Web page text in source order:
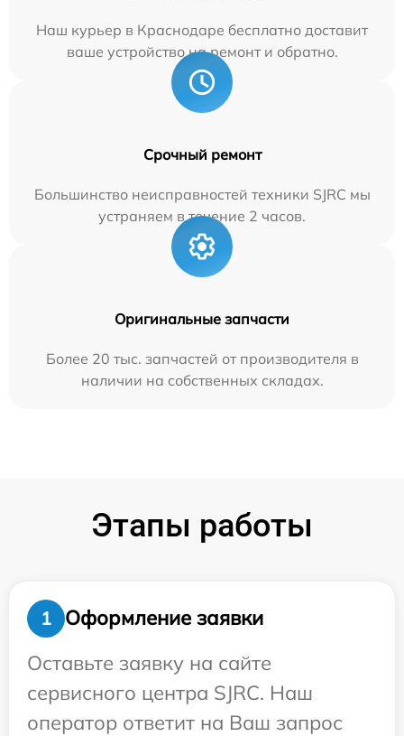
Наш курьер в Краснодаре бесплатно доставит
ваше устройство на ремонт и обратно.
Срочный ремонт
Большинство неисправностей техники SJRC мы
устраняем в течение 2 часов.
Оригинальные запчасти
Более 20 тыс. запчастей от производителя в
наличии на собственных складах.
Этапы работы
1
Оформление заявки
Оставьте заявку на сайте
сервисного центра SJRC. Наш
оператор ответит на Ваш запрос